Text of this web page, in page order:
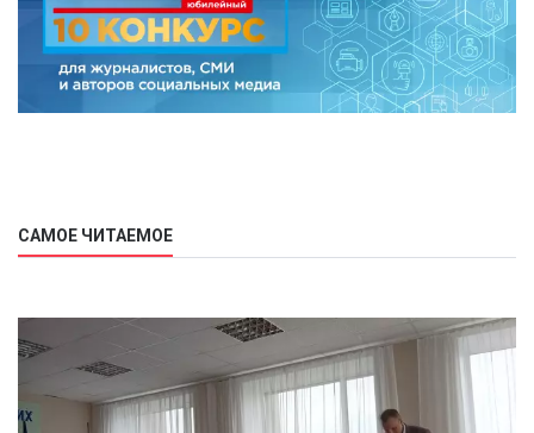
САМОЕ ЧИТАЕМОЕ